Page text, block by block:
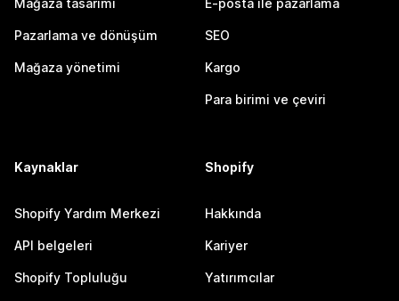
Mağaza tasarımı
Pazarlama ve dönüşüm
Mağaza yönetimi
E-posta ile pazarlama
SEO
Kargo
Para birimi ve çeviri
Kaynaklar
Shopify Yardım Merkezi
API belgeleri
Shopify Topluluğu
Shopify
Hakkında
Kariyer
Yatırımcılar